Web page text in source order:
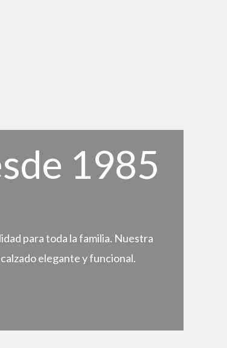
1985
para toda la familia. Nuestra
elegante y funcional.